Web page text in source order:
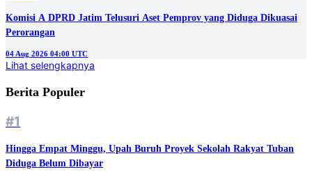
Komisi A DPRD Jatim Telusuri Aset Pemprov yang Diduga Dikuasai
Perorangan
04 Aug 2026 04:00 UTC
Lihat selengkapnya
Berita Populer
#1
Hingga Empat Minggu, Upah Buruh Proyek Sekolah Rakyat Tuban
Diduga Belum Dibayar